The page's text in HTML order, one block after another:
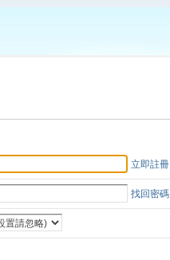
立即註冊
找回密碼